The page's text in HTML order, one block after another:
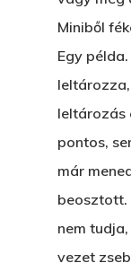
Miniből
Egy
leltározás
pontos,
már
beosztott.
nem
vezet